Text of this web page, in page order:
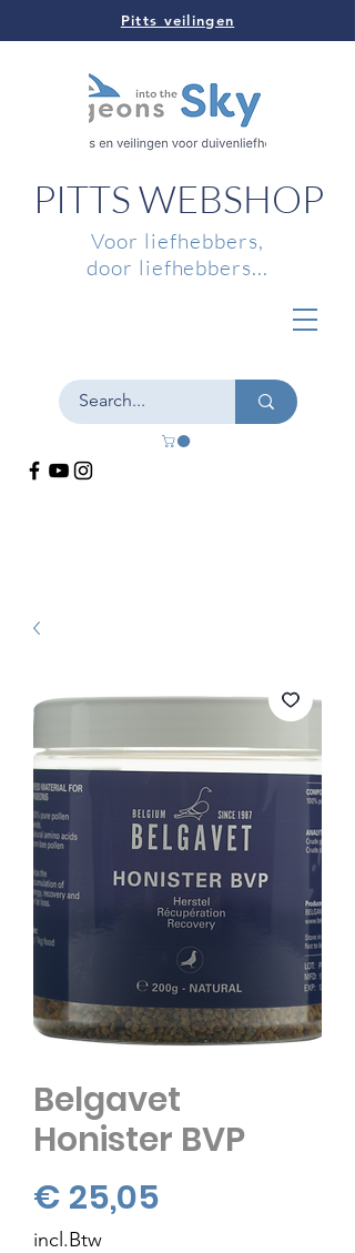
Pitts veilingen
PITTS WEBSHOP
Voor liefhebbers,
door liefhebbers...
Belgavet
Honister BVP
€ 25,05
incl.Btw